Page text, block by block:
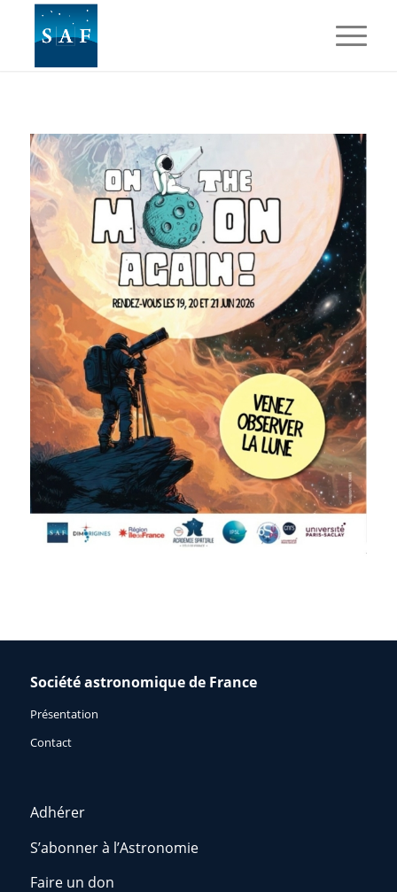
Société astronomique de France
Présentation
Contact
Adhérer
S’abonner à l’Astronomie
Faire un don